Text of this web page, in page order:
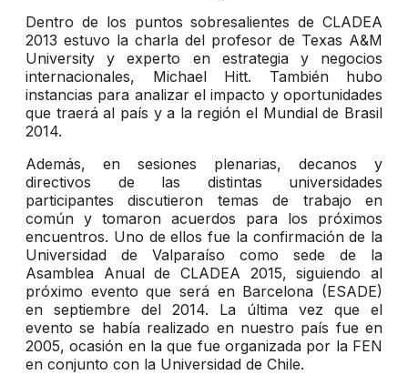
Dentro de los puntos sobresalientes de CLADEA
2013 estuvo la charla del profesor de Texas A&M
University y experto en estrategia y negocios
internacionales, Michael Hitt. También hubo
instancias para analizar el impacto y oportunidades
que traerá al país y a la región el Mundial de Brasil
2014.
Además, en sesiones plenarias, decanos y
directivos de las distintas universidades
participantes discutieron temas de trabajo en
común y tomaron acuerdos para los próximos
encuentros. Uno de ellos fue la confirmación de la
Universidad de Valparaíso como sede de la
Asamblea Anual de CLADEA 2015, siguiendo al
próximo evento que será en Barcelona (ESADE)
en septiembre del 2014. La última vez que el
evento se había realizado en nuestro país fue en
2005, ocasión en la que fue organizada por la FEN
en conjunto con la Universidad de Chile.